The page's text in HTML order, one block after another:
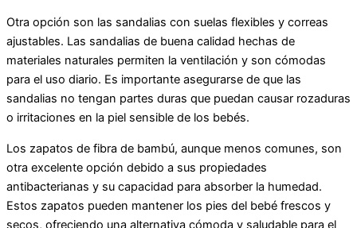
Otra opción son las sandalias con suelas flexibles y correas
ajustables. Las sandalias de buena calidad hechas de
materiales naturales permiten la ventilación y son cómodas
para el uso diario. Es importante asegurarse de que las
sandalias no tengan partes duras que puedan causar rozaduras
o irritaciones en la piel sensible de los bebés.
Los zapatos de fibra de bambú, aunque menos comunes, son
otra excelente opción debido a sus propiedades
antibacterianas y su capacidad para absorber la humedad.
Estos zapatos pueden mantener los pies del bebé frescos y
secos, ofreciendo una alternativa cómoda y saludable para el